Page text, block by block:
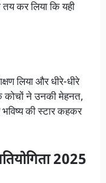
कर लिया कि यही
लिया और धीरे-धीरे
कोचों ने उनकी मेहनत,
की स्टार कहकर
2025